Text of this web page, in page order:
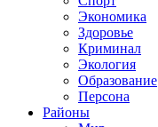
Экономика
Здоровье
Криминал
Экология
Образование
Персона
Районы